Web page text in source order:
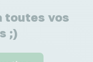
toutes vos
;)